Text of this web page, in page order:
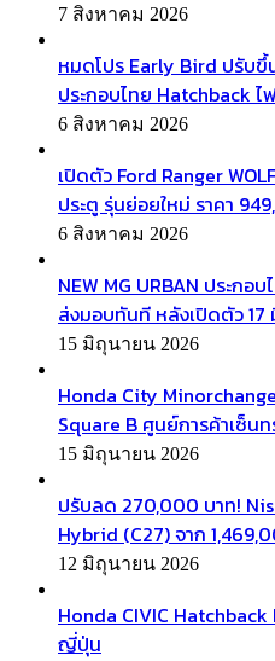
7 สิงหาคม 2026
หมดโปร Early Bird ปรับขึ้
ประกอบไทย Hatchback ไ
6 สิงหาคม 2026
เปิดตัว Ford Ranger
ประตู รุ่นย่อยใหม่ ราคา
6 สิงหาคม 2026
NEW MG URBAN ประก
ส่งมอบทันที หลังเปิดตัว 17
15 มิถุนายน 2026
Honda City
Square B ศูนย์การค้าเซ็น
15 มิถุนายน 2026
ปรับลด 270,000 บาท!
Hybrid (C27) จาก
12 มิถุนายน 2026
Honda CIVIC
ญี่ปุ่น